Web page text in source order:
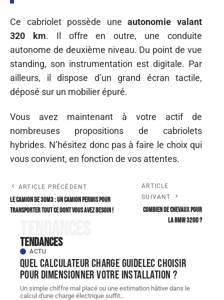
Ce cabriolet possède uneautonomie valant
320 km. Il offre en outre, une conduite
autonome de deuxième niveau. Du point de vue
standing, son instrumentation est digitale. Par
ailleurs, il dispose d’un grand écran tactile,
déposé sur un mobilier épuré.
Vous avez maintenant à votre actif de
nombreuses propositions de cabriolets
hybrides. N’hésitez donc pas à faire le choix qui
vous convient, en fonction de vos attentes.
ARTICLE PRÉCÉDENT
Le camion de 30m3 : un camion permis pour
transporter tout ce dont vous avez besoin !
ARTICLE
SUIVANT
Combien de chevaux pour
la bmw 320d ?
Tendances
ACTU
Quel Calculateur charge guidelec choisir
pour dimensionner votre installation ?
Un simple chiffre mal placé ou une estimation hâtive dans le
calcul d'une charge électrique suffit…